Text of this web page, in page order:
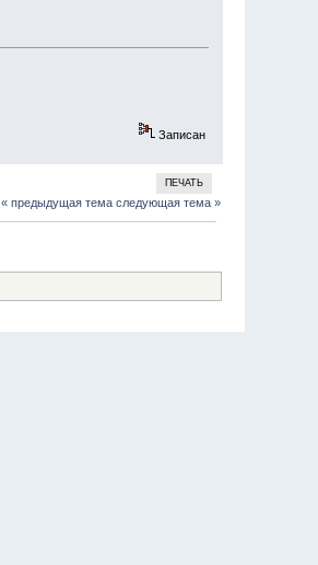
Записан
ПЕЧАТЬ
« предыдущая тема следующая тема »